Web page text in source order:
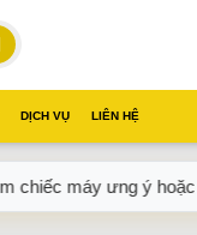
DỊCH VỤ LIÊN HỆ
ý hoặc có bất kỳ